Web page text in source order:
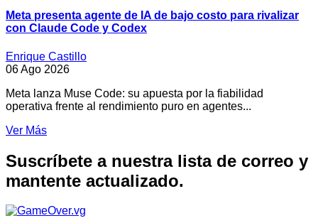
Meta presenta agente de IA de bajo costo para rivalizar
con Claude Code y Codex
Enrique Castillo
06 Ago 2026
Meta lanza Muse Code: su apuesta por la fiabilidad
operativa frente al rendimiento puro en agentes...
Ver Más
Suscríbete a nuestra lista de correo y
mantente actualizado.